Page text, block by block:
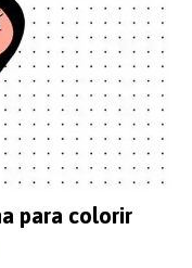
para colorir